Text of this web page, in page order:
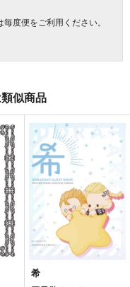
度便をご利用ください。
似商品
希